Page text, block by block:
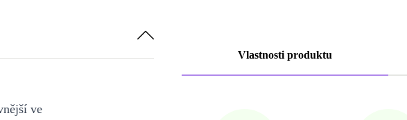
Vlastnosti produktu
ve